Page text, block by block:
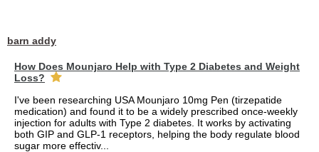
barn addy
How Does Mounjaro Help with Type 2 Diabetes and Weight
Loss?
I've been researching USA Mounjaro 10mg Pen (tirzepatide
medication) and found it to be a widely prescribed once-weekly
injection for adults with Type 2 diabetes. It works by activating
both GIP and GLP-1 receptors, helping the body regulate blood
sugar more effectiv...